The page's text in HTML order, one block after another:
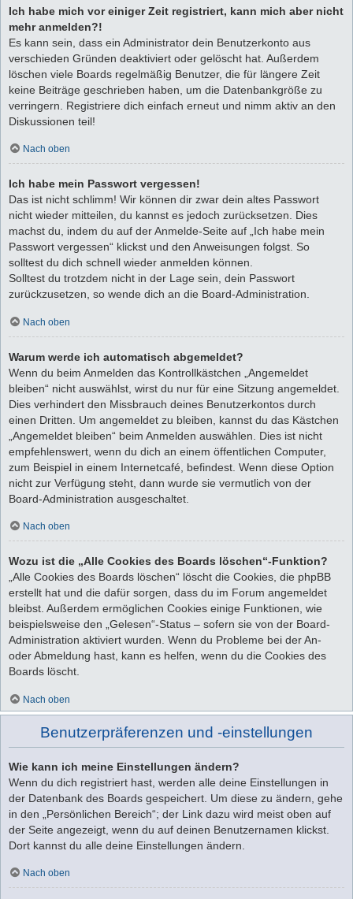
Ich habe mich vor einiger Zeit registriert, kann mich aber nicht
mehr anmelden?!
Es kann sein, dass ein Administrator dein Benutzerkonto aus
verschieden Gründen deaktiviert oder gelöscht hat. Außerdem
löschen viele Boards regelmäßig Benutzer, die für längere Zeit
keine Beiträge geschrieben haben, um die Datenbankgröße zu
verringern. Registriere dich einfach erneut und nimm aktiv an den
Diskussionen teil!
Nach oben
Ich habe mein Passwort vergessen!
Das ist nicht schlimm! Wir können dir zwar dein altes Passwort
nicht wieder mitteilen, du kannst es jedoch zurücksetzen. Dies
machst du, indem du auf der Anmelde-Seite auf „Ich habe mein
Passwort vergessen“ klickst und den Anweisungen folgst. So
solltest du dich schnell wieder anmelden können.
Solltest du trotzdem nicht in der Lage sein, dein Passwort
zurückzusetzen, so wende dich an die Board-Administration.
Nach oben
Warum werde ich automatisch abgemeldet?
Wenn du beim Anmelden das Kontrollkästchen „Angemeldet
bleiben“ nicht auswählst, wirst du nur für eine Sitzung angemeldet.
Dies verhindert den Missbrauch deines Benutzerkontos durch
einen Dritten. Um angemeldet zu bleiben, kannst du das Kästchen
„Angemeldet bleiben“ beim Anmelden auswählen. Dies ist nicht
empfehlenswert, wenn du dich an einem öffentlichen Computer,
zum Beispiel in einem Internetcafé, befindest. Wenn diese Option
nicht zur Verfügung steht, dann wurde sie vermutlich von der
Board-Administration ausgeschaltet.
Nach oben
Wozu ist die „Alle Cookies des Boards löschen“-Funktion?
„Alle Cookies des Boards löschen“ löscht die Cookies, die phpBB
erstellt hat und die dafür sorgen, dass du im Forum angemeldet
bleibst. Außerdem ermöglichen Cookies einige Funktionen, wie
beispielsweise den „Gelesen“-Status – sofern sie von der Board-
Administration aktiviert wurden. Wenn du Probleme bei der An-
oder Abmeldung hast, kann es helfen, wenn du die Cookies des
Boards löscht.
Nach oben
Benutzerpräferenzen und -einstellungen
Wie kann ich meine Einstellungen ändern?
Wenn du dich registriert hast, werden alle deine Einstellungen in
der Datenbank des Boards gespeichert. Um diese zu ändern, gehe
in den „Persönlichen Bereich“; der Link dazu wird meist oben auf
der Seite angezeigt, wenn du auf deinen Benutzernamen klickst.
Dort kannst du alle deine Einstellungen ändern.
Nach oben